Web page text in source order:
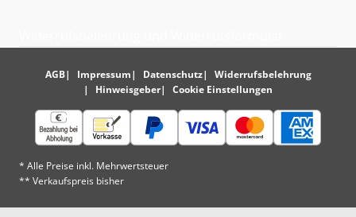
AGB Impressum Datenschutz
Widerrufsbelehrung
Hinweisgeber
Cookie Einstellungen
* Alle Preise inkl. Mehrwertsteuer
** Verkaufspreis bisher